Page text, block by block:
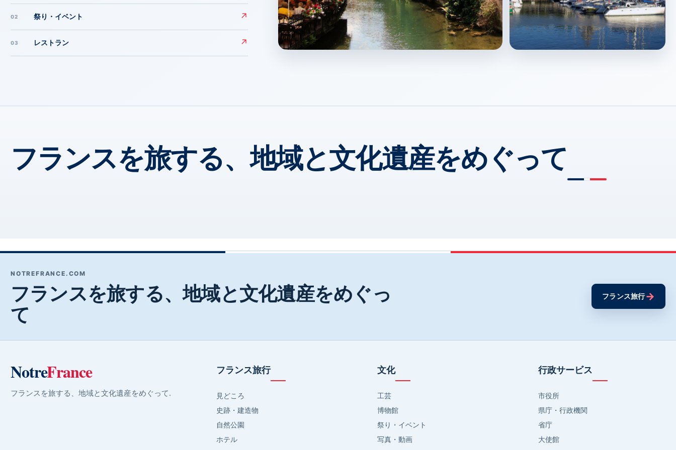
02 祭り・イベント ↗
03 レストラン ↗
フランスを旅する、地域と文化遺産をめぐって
NOTREFRANCE.COM
フランスを旅する、地域と文化遺産をめぐっ
て
フランス旅行→
NotreFrance
フランスを旅する、地域と文化遺産をめぐって.
フランス旅行
見どころ
史跡・建造物
自然公園
ホテル
文化
工芸
博物館
祭り・イベント
写真・動画
行政サービス
市役所
県庁・行政機関
省庁
大使館